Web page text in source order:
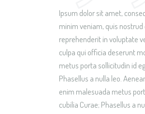
Ipsum dolor sit amet,
minim veniam, quis
reprehenderit in voluptate
culpa qui officia deserunt
metus porta sollicitudin id
Phasellus a nulla leo.
enim malesuada metus
cubilia Curae; Phasellus a